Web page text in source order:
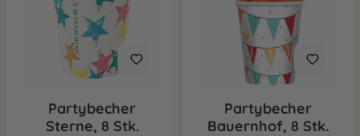
Partybecher
Sterne, 8 Stk.
Partybecher
Bauernhof, 8 Stk.